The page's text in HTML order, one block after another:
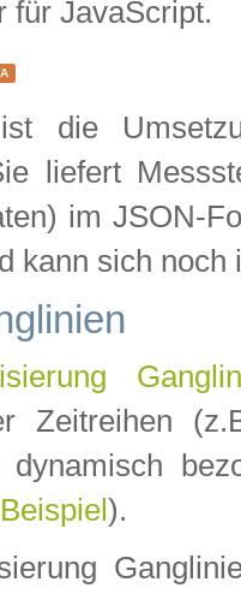
für JavaScript.
die
liefert
im JSON-
kann sich noch
Zeitreihen
dynamisch
Beispiel ).